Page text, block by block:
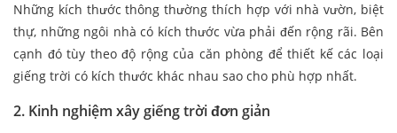
Những kích thước thông thường thích hợp với nhà vườn, biệt
thự, những ngôi nhà có kích thước vừa phải đến rộng rãi. Bên
cạnh đó tùy theo độ rộng của căn phòng để thiết kế các loại
giếng trời có kích thước khác nhau sao cho phù hợp nhất.
2. Kinh nghiệm xây giếng trời đơn giản